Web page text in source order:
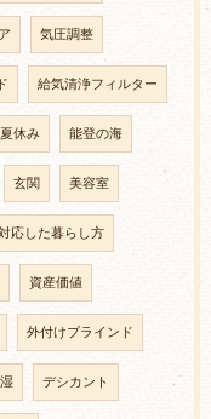
気圧調整
給気清浄フィルター
夏休み 能登の海
玄関 美容室
応した暮らし方
資産価値
外付けブラインド
デシカント